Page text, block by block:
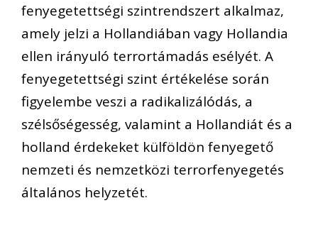
fenyegetettségi szintrendszert alkalmaz,
amely jelzi a Hollandiában vagy Hollandia
ellen irányuló terrortámadás esélyét. A
fenyegetettségi szint értékelése során
figyelembe veszi a radikalizálódás, a
szélsőségesség, valamint a Hollandiát és a
holland érdekeket külföldön fenyegető
nemzeti és nemzetközi terrorfenyegetés
általános helyzetét.